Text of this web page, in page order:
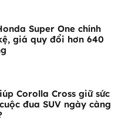
Super One chính
giá quy đổi hơn 640
Corolla Cross giữ sức
đua SUV ngày càng